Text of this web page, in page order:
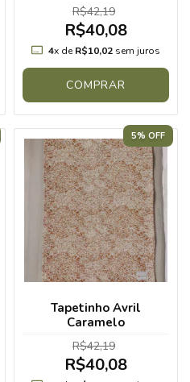
R$42,19
R$40,08
4x de R$10,02sem juros
COMPRAR
5% OFF
Tapetinho Avril
Caramelo
R$42,19
R$40,08